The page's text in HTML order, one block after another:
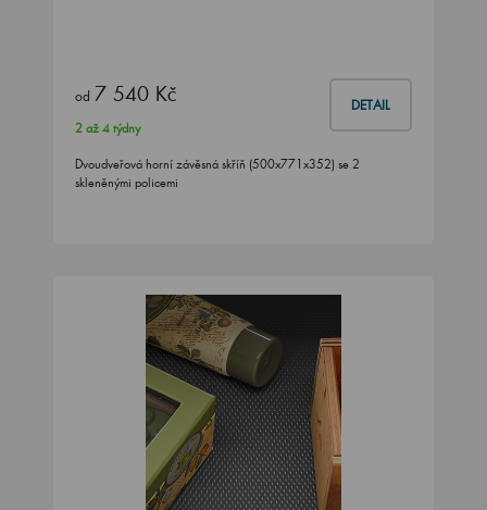
od 7 540 Kč DETAIL
2 až 4 týdny
Dvoudveřová horní závěsná skříň (500x771x352) se 2
skleněnými policemi